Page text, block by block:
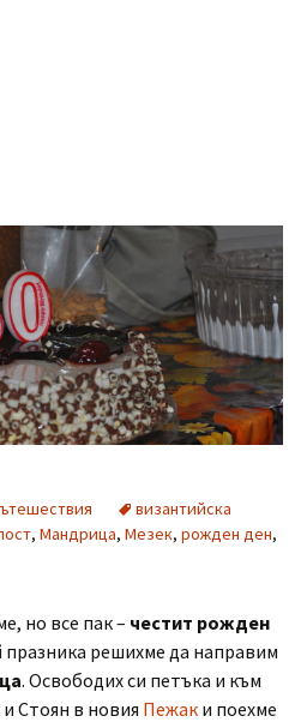
византийска
, Мандрица, Мезек, рожден ден,
но все пак – честит рожден
празника решихме да направим
. Освободих си петъка и към
Стоян в новия Пежак и поехме